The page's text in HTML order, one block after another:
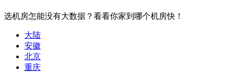
选机房怎能没有大数据？看看你家到哪个机房快！
大陆
安徽
北京
重庆